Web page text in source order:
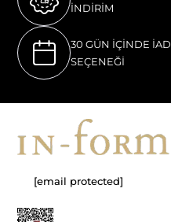
İNDİRİM
30 GÜN İÇİNDE
SEÇENEĞİ
[email protected]